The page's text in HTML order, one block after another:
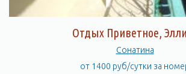
Отдых Приветное,
Сонатина
от 1400 руб/сутки за